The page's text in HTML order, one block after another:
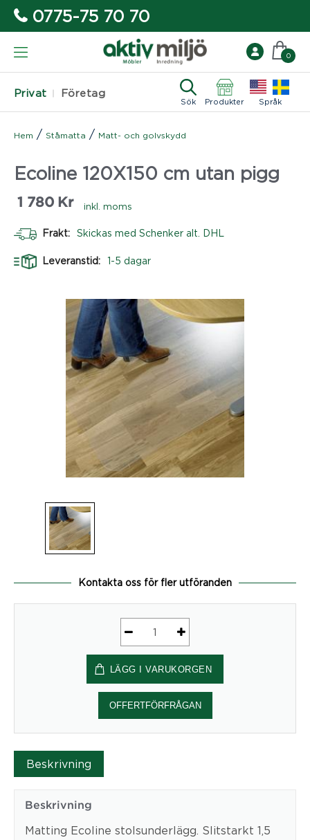
0775-75 70 70
Privat Företag
Sök Produkter Språk
0
Hem / Ståmatta / Matt- och golvskydd
Ecoline 120X150 cm utan pigg
1 780 Kr inkl. moms
Frakt: Skickas med Schenker alt. DHL
Leveranstid: 1-5 dagar
Kontakta oss för fler utföranden
Ecoline
120X150
cm
utan
pigg
mängd
LÄGG I VARUKORGEN
OFFERTFÖRFRÅGAN
Beskrivning
Beskrivning
Matting Ecoline stolsunderlägg. Slitstarkt 1,5